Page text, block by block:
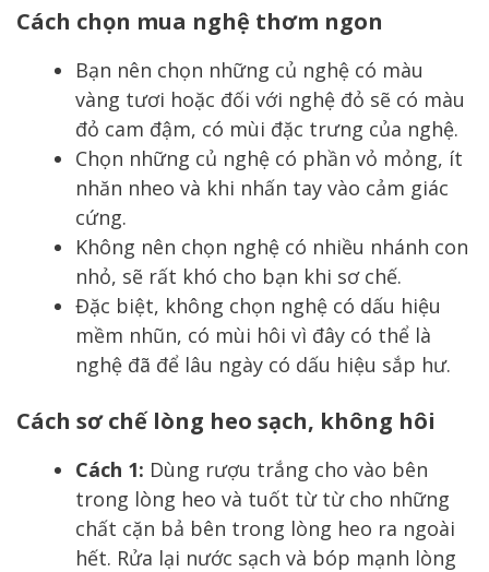
Cách chọn mua nghệ thơm ngon
Bạn nên chọn những củ nghệ có màu
vàng tươi hoặc đối với nghệ đỏ sẽ có màu
đỏ cam đậm, có mùi đặc trưng của nghệ.
Chọn những củ nghệ có phần vỏ mỏng, ít
nhăn nheo và khi nhấn tay vào cảm giác
cứng.
Không nên chọn nghệ có nhiều nhánh con
nhỏ, sẽ rất khó cho bạn khi sơ chế.
Đặc biệt, không chọn nghệ có dấu hiệu
mềm nhũn, có mùi hôi vì đây có thể là
nghệ đã để lâu ngày có dấu hiệu sắp hư.
Cách sơ chế lòng heo sạch, không hôi
Cách 1: Dùng rượu trắng cho vào bên
trong lòng heo và tuốt từ từ cho những
chất cặn bả bên trong lòng heo ra ngoài
hết. Rửa lại nước sạch và bóp mạnh lòng